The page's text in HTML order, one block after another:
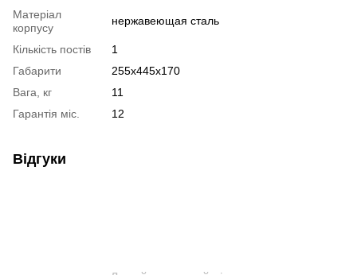
Матеріал
корпусу
нержавеющая сталь
Кількість постів
1
Габарити
255х445х170
Вага, кг
11
Гарантія міс.
12
Відгуки